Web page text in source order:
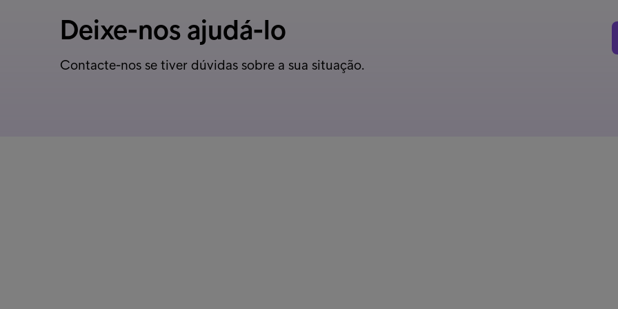
Deixe-nos ajudá-lo
Contacte-nos se tiver dúvidas sobre a sua situação.